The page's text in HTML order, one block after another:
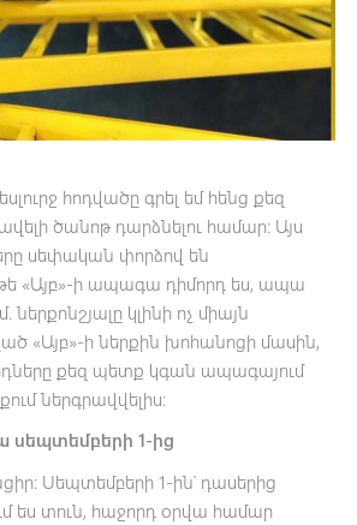
հոդվածը գրել եմ հենց քեզ
ծանոթ դարձնելու համար։ Այս
սեփական փորձով են
«Այբ»-ի ապագա դիմորդ ես, ապա
կլինի ոչ միայն
«Այբ»-ի ներքին խոհանոցի մասին,
քեզ պետք կգան ապագայում
ներգրավվելիս։
սեպտեմբերի 1-ից
Սեպտեմբերի 1-ին՝ դասերից
ես տուն, հաջորդ օրվա համար